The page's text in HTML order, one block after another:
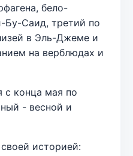
бело-
Бу-Саид, третий по
в Эль-Джеме и
на верблюдах и
с конца мая по
- весной и
историей: